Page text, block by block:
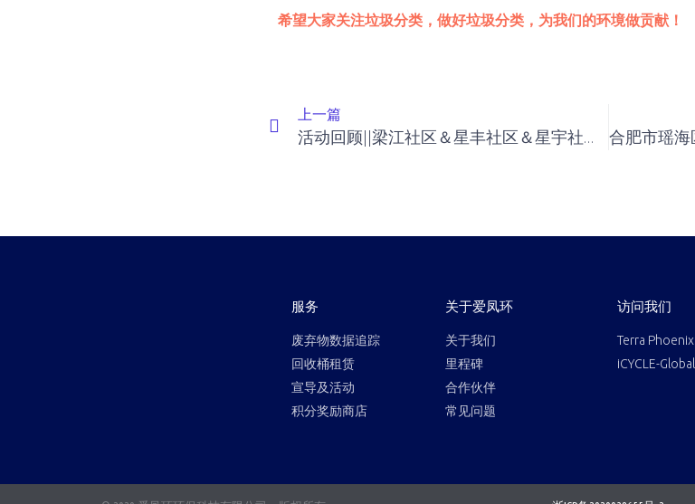
希望大家关注垃圾分类，做好垃圾分类，为我们的环境做贡献！
上一篇
活动回顾||梁江社区＆星丰社区＆星宇社区＆大通社区＆上源府社区开展“垃圾分类从我做起，和谐上虞因你美丽”月度宣传活动
服务
废弃物数据追踪
回收桶租赁
宣导及活动
积分奖励商店
关于爱凤环
关于我们
里程碑
合作伙伴
常见问题
访问我们
Terra Phoenix
iCYCLE-Global